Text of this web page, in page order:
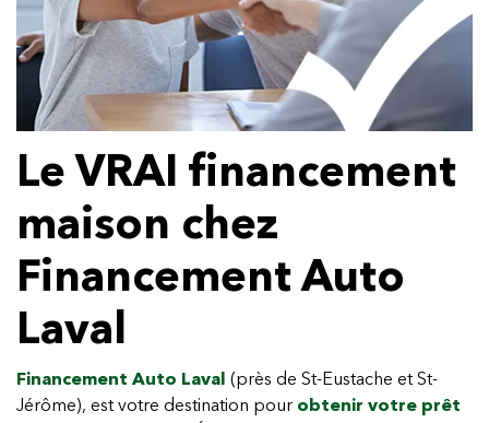
Le VRAI financement
maison chez
Financement Auto
Laval
Financement Auto Laval (près de St-Eustache et St-
Jérôme), est votre destination pour obtenir votre prêt